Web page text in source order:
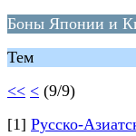
Боны Японии и
Тем
<< < (9/9)
[1] Русско-